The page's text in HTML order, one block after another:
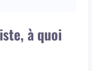
à quoi